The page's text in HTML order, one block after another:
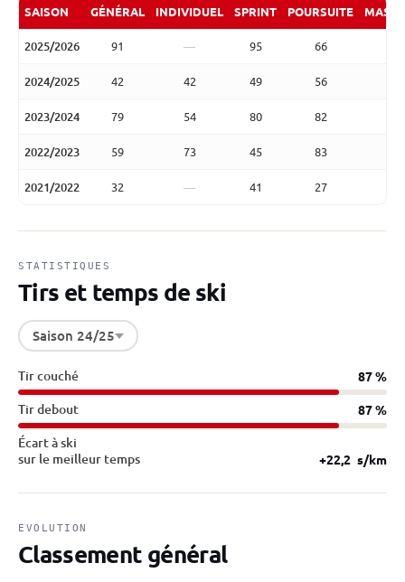
SAISON GÉNÉRAL INDIVIDUEL SPRINT POURSUITE MASS
2025/2026 91 — 95 66
2024/2025 42 42 49 56
2023/2024 79 54 80 82
2022/2023 59 73 45 83
2021/2022 32 — 41 27
STATISTIQUES
Tirs et temps de ski
Saison 24/25
Tir couché 87 %
Tir debout 87 %
Écart à ski
sur le meilleur temps
+22,2 s/km
EVOLUTION
Classement général